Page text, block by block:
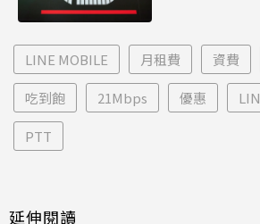
LINE MOBILE 月租費 資費
吃到飽 21Mbps 優惠
PTT
延伸閱讀